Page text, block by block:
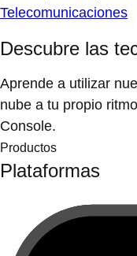
Telecomunicaciones
Descubre las
Aprende a utilizar
nube a tu propio
Console.
Productos
Plataformas